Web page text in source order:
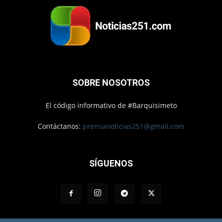
SOBRE NOSOTROS
El código informativo de #Barquisimeto
Contáctanos: prensanoticias251@gmail.com
SÍGUENOS